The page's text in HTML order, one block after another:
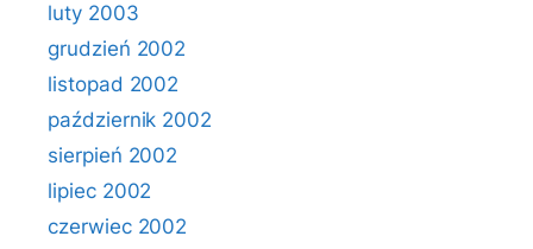
luty 2003
grudzień 2002
listopad 2002
październik 2002
sierpień 2002
lipiec 2002
czerwiec 2002